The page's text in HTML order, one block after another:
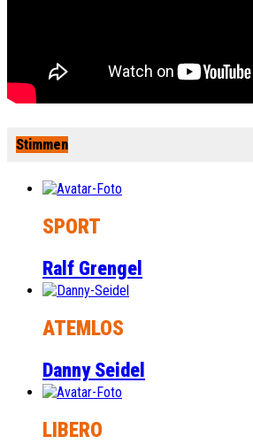
Stimmen
SPORT
Ralf Grengel
ATEMLOS
Danny Seidel
LIBERO